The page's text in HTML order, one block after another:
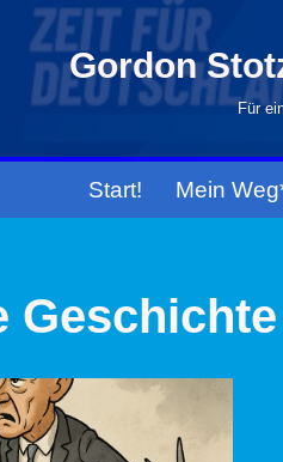
Gordon
Für
Start! Mein
Geschichte